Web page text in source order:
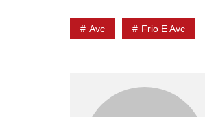
Avc Frio E Avc